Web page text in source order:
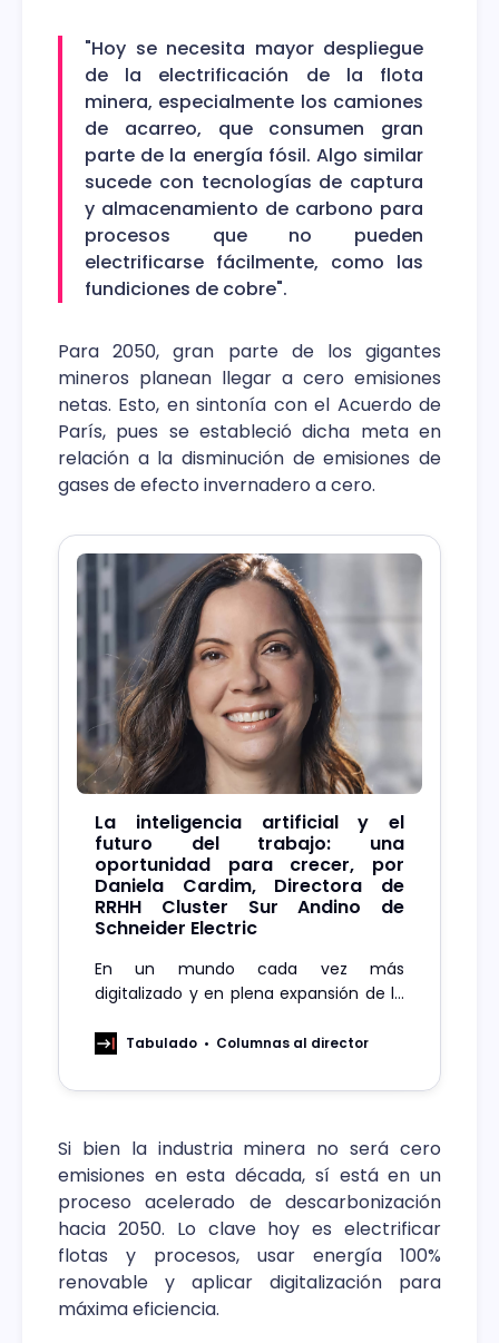
"Hoy se necesita mayor despliegue
de la electrificación de la flota
minera, especialmente los camiones
de acarreo, que consumen gran
parte de la energía fósil. Algo similar
sucede con tecnologías de captura
y almacenamiento de carbono para
procesos que no pueden
electrificarse fácilmente, como las
fundiciones de cobre".
Para 2050, gran parte de los gigantes
mineros planean llegar a cero emisiones
netas. Esto, en sintonía con el Acuerdo de
París, pues se estableció dicha meta en
relación a la disminución de emisiones de
gases de efecto invernadero a cero.
La inteligencia artificial y el
futuro del trabajo: una
oportunidad para crecer, por
Daniela Cardim, Directora de
RRHH Cluster Sur Andino de
Schneider Electric
En un mundo cada vez más
digitalizado y en plena expansión de la
(IA) se ha integrado en prácticamente
importar cuán distintas sean las
inteligente, el nuevo aliado estratégico
de las empresas, por Alejandro Aguirre
Tabulado Columnas al director
Si bien la industria minera no será cero
emisiones en esta década, sí está en un
proceso acelerado de descarbonización
hacia 2050. Lo clave hoy es electrificar
flotas y procesos, usar energía 100%
renovable y aplicar digitalización para
máxima eficiencia.